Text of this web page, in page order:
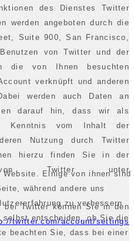
des Dienstes Twitter
werden angeboten durch die
Suite 900, San Francisco,
von Twitter und der
die von Ihnen besuchten
verknüpft und anderen
werden auch Daten an
darauf hin, dass wir als
Kenntnis vom Inhalt der
Nutzung durch Twitter
hierzu finden Sie in der
von Twitter unter
bei Twitter können Sie in den
twitter.com/account/settings
Einige von ihnen sind
während andere uns
zu verbessern
entscheiden, ob Sie die
beachten Sie, dass bei einer